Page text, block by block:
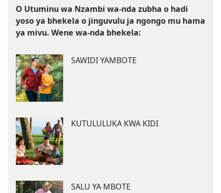
O Utuminu wa Nzambi wa-nda zubha o hadi
yoso ya bhekela o jinguvulu ja ngongo mu hama
ya mivu. Wene wa-nda bhekela:
SAWIDI YAMBOTE
KUTULULUKA KWA KIDI
SALU YA MBOTE